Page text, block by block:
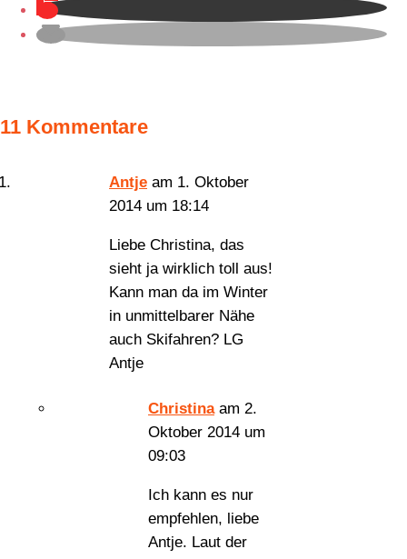
11 Kommentare
Antje am 1. Oktober
2014 um 18:14
Liebe Christina, das
sieht ja wirklich toll aus!
Kann man da im Winter
in unmittelbarer Nähe
auch Skifahren? LG
Antje
Christina am 2.
Oktober 2014 um
09:03
Ich kann es nur
empfehlen, liebe
Antje. Laut der